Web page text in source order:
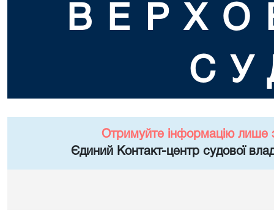
Отримуйте інформацію лише
Єдиний Контакт-центр судової